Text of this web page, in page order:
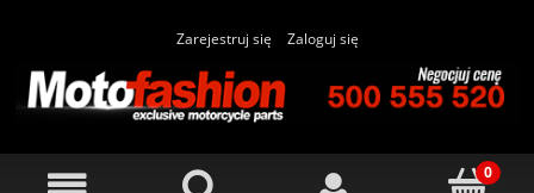
Zarejestruj się Zaloguj się